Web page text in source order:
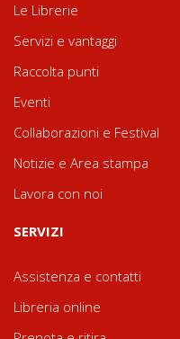
Le Librerie
Servizi e vantaggi
Raccolta punti
Eventi
Collaborazioni e Festival
Notizie e Area stampa
Lavora con noi
SERVIZI
Assistenza e contatti
Libreria online